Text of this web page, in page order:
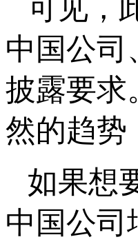
可见，
中国公司
披露要求
然的趋势
如果想
中国公司